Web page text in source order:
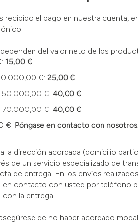
recibido el pago en nuestra cuenta,
del valor neto de los
15,00 €
€: 25,00 €
50.000,00 €: 40,00 €
70.000,00 €: 40,00 €
€: Póngase en contacto con
la dirección acordada (domicilio
de un servicio especializado de
de entrega. En los envíos
contacto con usted por teléfono
con la entrega.
de no haber acordado